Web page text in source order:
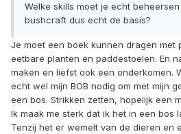
Welke skills moet je echt
bushcraft dus echt de basis?
Je moet een boek kunnen dragen met
eetbare planten en paddestoelen. En
maken en liefst ook een onderkomen.
echt wel mijn BOB nodig om met mijn
een bos. Strikken zetten, hopelijk een
Ik maak me sterk dat ik het in een bos
Tenzij het er wemelt van de dieren en